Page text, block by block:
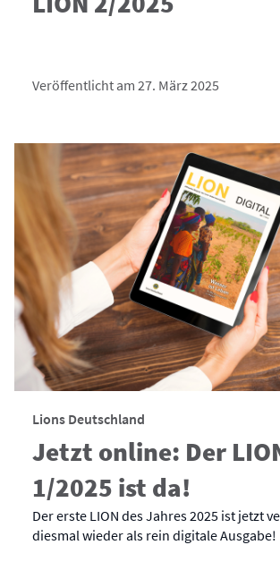
Veröffentlicht am 27. März 2025
Lions Deutschland
Jetzt online: Der
1/2025 ist da!
Der erste LION des Jahres 2025 ist jetzt
diesmal wieder als rein digitale Ausgabe!